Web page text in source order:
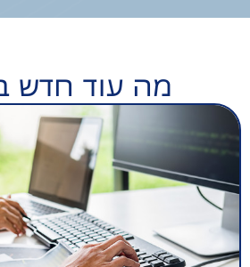
מה עוד חדש